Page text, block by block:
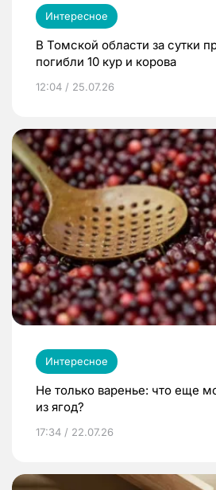
Интересное
В Томской области за сутки
погибли 10 кур и корова
12:04 / 25.07.26
Интересное
Не только варенье: что еще
из ягод?
17:34 / 22.07.26